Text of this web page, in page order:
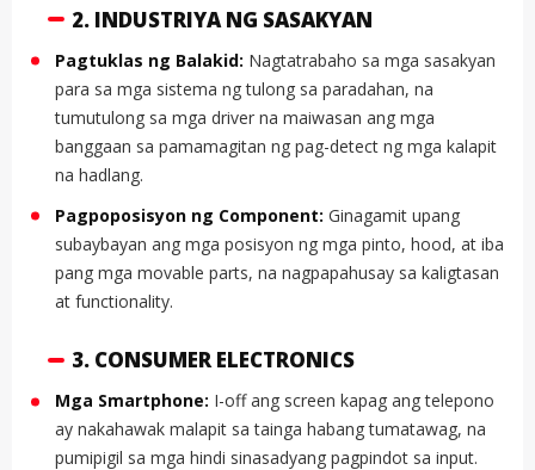
2. INDUSTRIYA NG SASAKYAN
Pagtuklas ng Balakid: Nagtatrabaho sa mga sasakyan
para sa mga sistema ng tulong sa paradahan, na
tumutulong sa mga driver na maiwasan ang mga
banggaan sa pamamagitan ng pag-detect ng mga kalapit
na hadlang.
Pagpoposisyon ng Component: Ginagamit upang
subaybayan ang mga posisyon ng mga pinto, hood, at iba
pang mga movable parts, na nagpapahusay sa kaligtasan
at functionality.
3. CONSUMER ELECTRONICS
Mga Smartphone: I-off ang screen kapag ang telepono
ay nakahawak malapit sa tainga habang tumatawag, na
pumipigil sa mga hindi sinasadyang pagpindot sa input.